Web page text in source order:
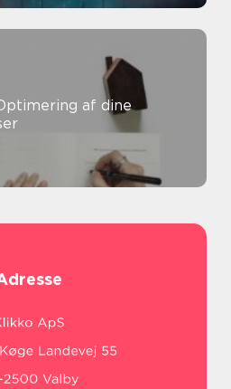
af dine